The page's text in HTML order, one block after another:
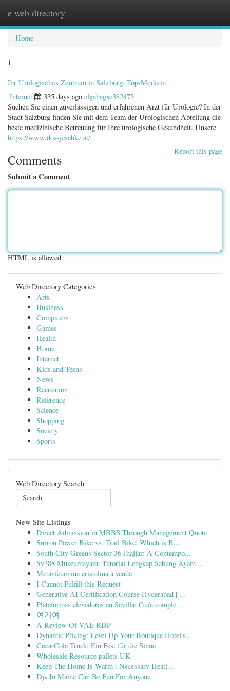
e web directory
Home
1
Ihr Urologisches Zentrum in Salzburg: Top-Medizin
Internet 335 days ago elijahagxc382475
Suchen Sie einen zuverlässigen und erfahrenen Arzt für Urologie? In der
Stadt Salzburg finden Sie mit dem Team der Urologischen Abteilung die
beste medizinische Betreuung für Ihre urologische Gesundheit. Unsere
https://www.doz-jeschke.at/
Report this page
Comments
Submit a Comment
HTML is allowed
Web Directory Categories
Arts
Business
Computers
Games
Health
Home
Internet
Kids and Teens
News
Recreation
Reference
Science
Shopping
Society
Sports
Web Directory Search
New Site Listings
Direct Admission in MBBS Through Management Quota
Surron Power Bike vs. Trail Bike: Which is B...
South City Greens Sector 36 Jhajjar: A Contempo...
Sv388 Museumayam: Tutorial Lengkap Sabung Ayam ...
Metanfetamina cristalina à venda
I Cannot Fulfill this Request
Generative AI Certification Course Hyderabad | ...
Plataformas elevadoras en Sevilla: Guía comple...
여기여
A Review Of VAE RDP
Dynamic Pricing: Level Up Your Boutique Hotel's...
Coca-Cola Truck: Ein Fest für die Sinne
Wholesale Resource pallets UK
Keep The Home Is Warm : Necessary Heati...
Djs In Maine Can Be Fun For Anyone